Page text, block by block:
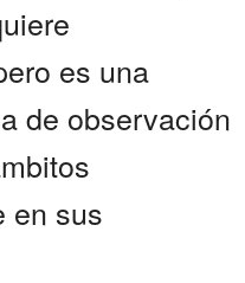
es una
de observación
en sus